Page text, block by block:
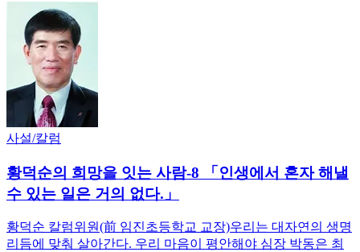
사설/칼럼
황덕순의 희망을 잇는 사람-8 「인생에서 혼자 해낼
수 있는 일은 거의 없다.」
황덕순 칼럼위원(前 임진초등학교 교장)우리는 대자연의 생명
리듬에 맞춰 살아간다. 우리 마음이 평안해야 심장 박동은 최